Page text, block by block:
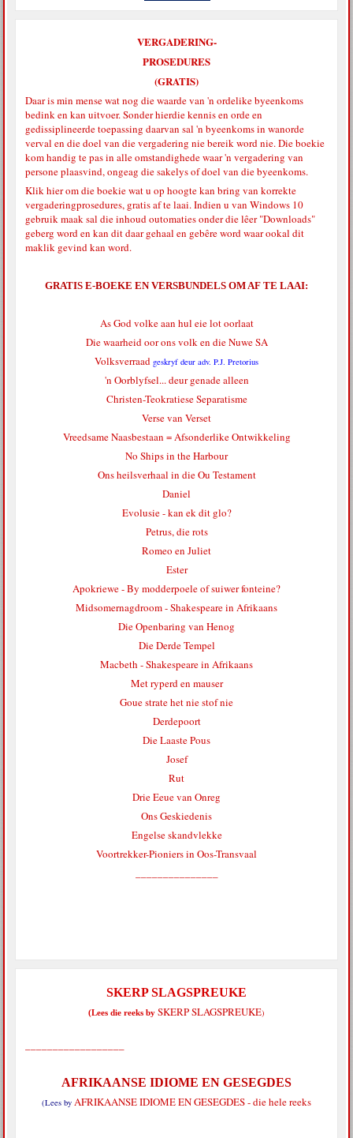
VERGADERING-
PROSEDURES
(GRATIS)
Daar is min mense wat nog die waarde van 'n ordelike byeenkoms
bedink en kan uitvoer. Sonder hierdie kennis en orde en
gedissiplineerde toepassing daarvan sal 'n byeenkoms in wanorde
verval en die doel van die vergadering nie bereik word nie. Die boekie
kom handig te pas in alle omstandighede waar 'n vergadering van
persone plaasvind, ongeag die sakelys of doel van die byeenkoms.
Klik hierom die boekie wat u op hoogte kan bring van korrekte
vergaderingprosedures, gratis af te laai. Indien u van Windows 10
gebruik maak sal die inhoud outomaties onder die lêer "Downloads"
geberg word en kan dit daar gehaal en gebêre word waar ookal dit
maklik gevind kan word.
GRATIS E-BOEKE EN VERSBUNDELS OM AF TE LAAI:
As God volke aan hul eie lot oorlaat
Die waarheid oor ons volk en die Nuwe SA
Volksverraad geskryf deur adv. P.J. Pretorius
'n Oorblyfsel... deur genade alleen
Christen-Teokratiese Separatisme
Verse van Verset
Vreedsame Naasbestaan = Afsonderlike Ontwikkeling
No Ships in the Harbour
Ons heilsverhaal in die Ou Testament
Daniel
Evolusie - kan ek dit glo?
Petrus, die rots
Romeo en Juliet
Ester
Apokriewe - By modderpoele of suiwer fonteine?
Midsomernagdroom - Shakespeare in Afrikaans
Die Openbaring van Henog
Die Derde Tempel
Macbeth - Shakespeare in Afrikaans
Met ryperd en mauser
Goue strate het nie stof nie
Derdepoort
Die Laaste Pous
Josef
Rut
Drie Eeue van Onreg
Ons Geskiedenis
Engelse skandvlekke
Voortrekker-Pioniers in Oos-Transvaal
SKERP SLAGSPREUKE
(Lees die reeks by SKERP SLAGSPREUKE)
AFRIKAANSE IDIOME EN GESEGDES
(Lees by AFRIKAANSE IDIOME EN GESEGDES - die hele reeks